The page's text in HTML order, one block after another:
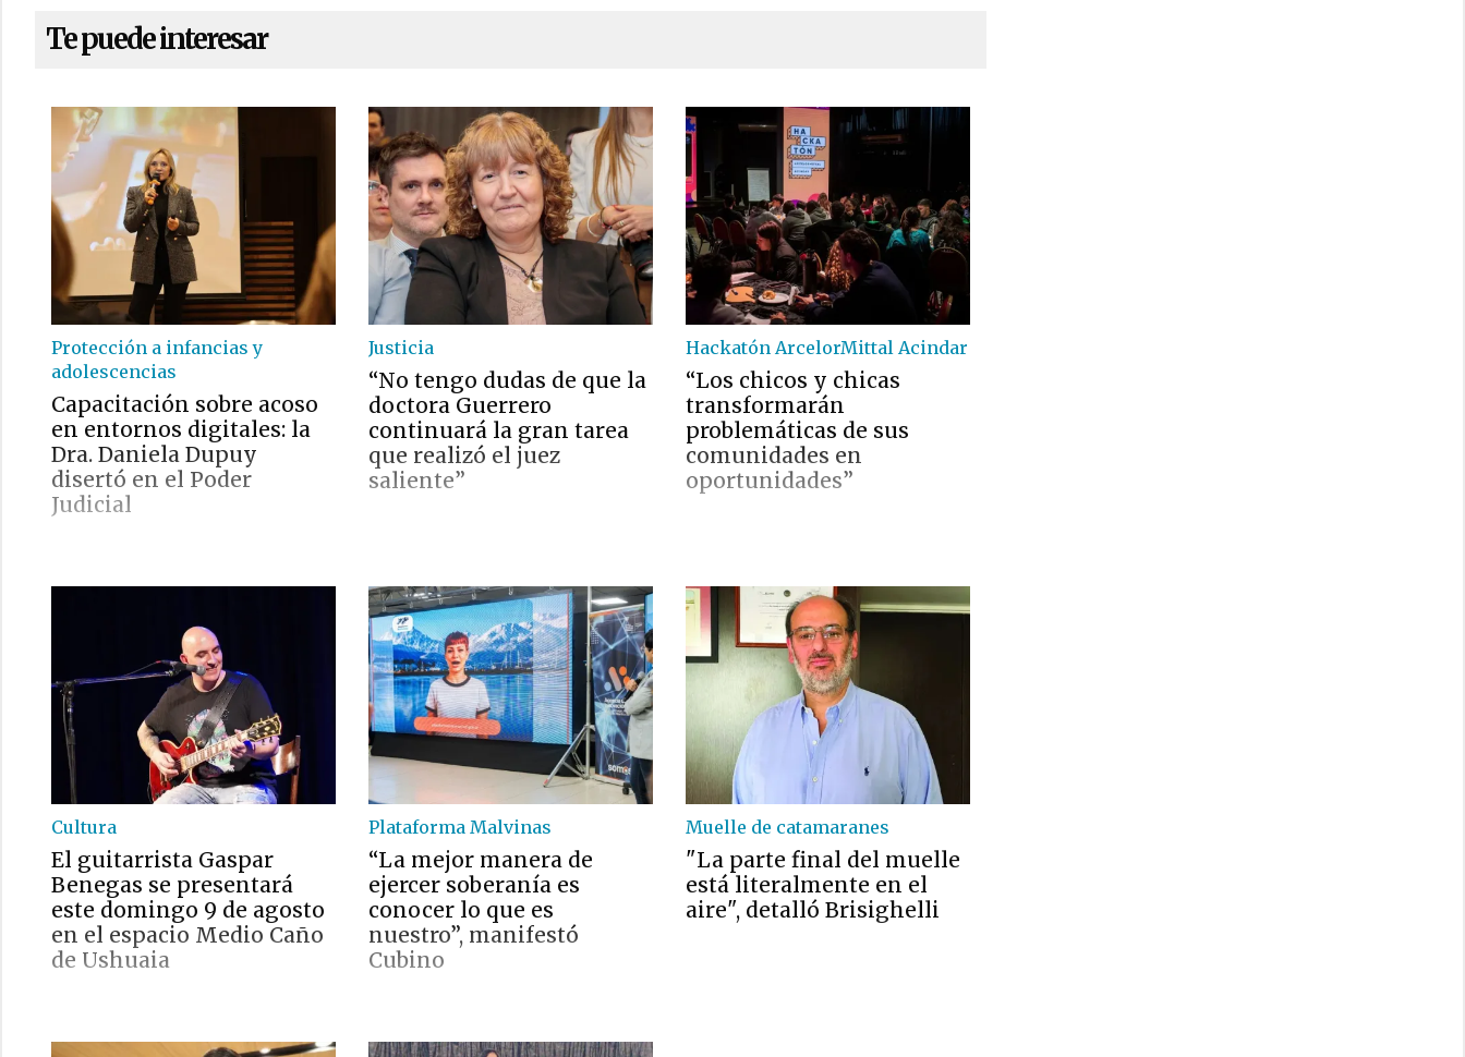
Te puede interesar
Protección a infancias y
adolescencias
Capacitación sobre acoso
en entornos digitales: la
Dra. Daniela Dupuy
disertó en el Poder
Judicial
Justicia
“No tengo dudas de que la
doctora Guerrero
continuará la gran tarea
que realizó el juez
saliente”
Hackatón ArcelorMittal Acindar
“Los chicos y chicas
transformarán
problemáticas de sus
comunidades en
oportunidades”
Cultura
El guitarrista Gaspar
Benegas se presentará
este domingo 9 de agosto
en el espacio Medio Caño
de Ushuaia
Plataforma Malvinas
“La mejor manera de
ejercer soberanía es
conocer lo que es
nuestro”, manifestó
Cubino
Muelle de catamaranes
"La parte final del muelle
está literalmente en el
aire", detalló Brisighelli